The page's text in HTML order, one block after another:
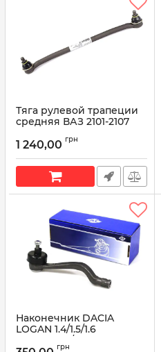
Тяга рулевой трапеции
средняя ВАЗ 2101-2107
Артикул: CR70-101
1 240,00 грн
Наконечник DACIA
LOGAN 1.4/1.5/1.6
наружный/левый
грн